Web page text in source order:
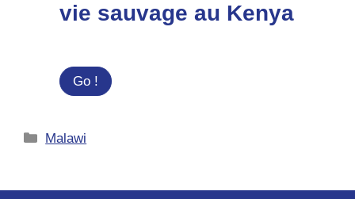
vie sauvage au Kenya
Go ! Conservation
de
Catégories
Malawi